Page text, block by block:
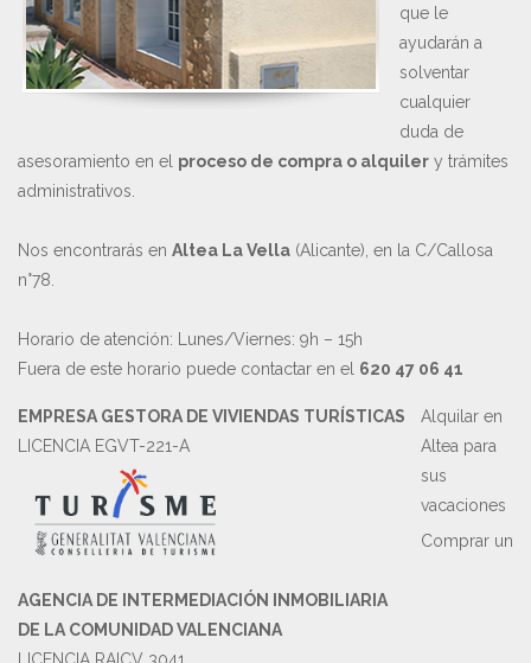
que le
ayudarán a
solventar
cualquier
duda de
asesoramiento en el proceso de compra o alquiler y trámites
administrativos.
Nos encontrarás en Altea La Vella (Alicante), en la C/Callosa
n°78.
Horario de atención: Lunes/Viernes: 9h – 15h
Fuera de este horario puede contactar en el 620 47 06 41
EMPRESA GESTORA DE VIVIENDAS TURÍSTICAS
LICENCIA EGVT-221-A
AGENCIA DE INTERMEDIACIÓN INMOBILIARIA
DE LA COMUNIDAD VALENCIANA
LICENCIA RAICV 3041
Alquilar en
Altea para
sus
vacaciones
Comprar un